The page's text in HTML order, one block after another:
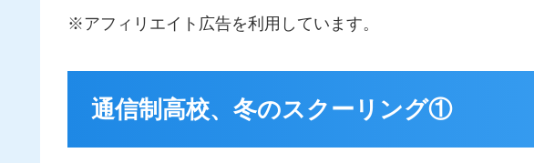
※アフィリエイト広告を利用しています。
通信制高校、冬のスクーリング①